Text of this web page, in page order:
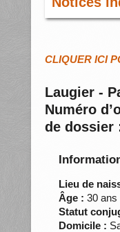
CLIQUER ICI
Laugier -
Numéro
de dossier
Lieu de
Âge : 30 ans
Statut
Domicile :